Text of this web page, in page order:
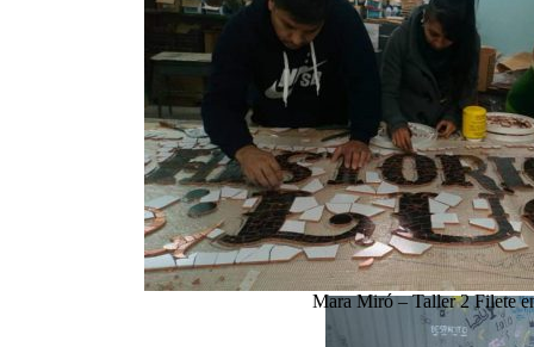
Mara Miró – Taller 2 Filete